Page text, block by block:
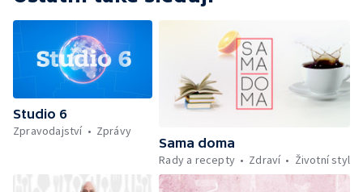
Aktuálně — Škola hrou — Počasí — Prototyp
chytré vložky do bot pro běžce — Divácká
soutěž — Kniha veselých říkanek Hrátky se
zvířátky — Práce záchranářů v létě — Jak se
udržet v kondici v létě bez posilovny —
Škola hrou — Upoutávka na další vysílání —
Počasí + Zprávy — Mezinárodní folklórní
maso, vejce, mléčné výrobky a luštěniny —
Kniha veselých říkanek Hrátky se zvířátky —
Umělecký festival Pohoda 2026 —
Vyhodnocení ankety + ČT tipy —
Studio 6
Zpravodajství
Zprávy
Sama doma
Rady a recepty
Zdraví Životní styl